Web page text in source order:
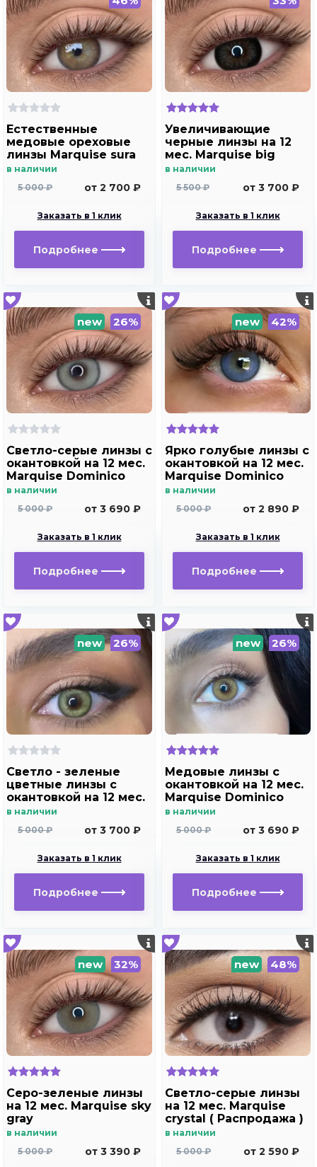
Естественные
медовые ореховые
линзы Marquise sura
chocolate
в наличии
5 000 ₽
от 2 700 ₽
Заказать в 1 клик
Подробнее
Увеличивающие
черные линзы на 12
мес. Marquise big
black - gray
в наличии
5 500 ₽
от 3 700 ₽
Заказать в 1 клик
Подробнее
new 26%
Светло-серые линзы c
окантовкой на 12 мес.
Marquise Dominico
gray
в наличии
5 000 ₽
от 3 690 ₽
Заказать в 1 клик
Подробнее
new 42%
Ярко голубые линзы c
окантовкой на 12 мес.
Marquise Dominico
blue
в наличии
5 000 ₽
от 2 890 ₽
Заказать в 1 клик
Подробнее
new 26%
Светло - зеленые
цветные линзы c
окантовкой на 12 мес.
Marquise Dominico
в наличии
5 000 ₽
от 3 700 ₽
Заказать в 1 клик
Подробнее
new 26%
Медовые линзы c
окантовкой на 12 мес.
Marquise Dominico
brown /Медовые
темных глаз с
в наличии
5 000 ₽
от 3 690 ₽
Заказать в 1 клик
Подробнее
new 32%
Серо-зеленые линзы
на 12 мес. Marquise sky
gray
в наличии
5 000 ₽
от 3 390 ₽
new 48%
Светло-серые линзы
на 12 мес. Marquise
crystal ( Распродажа )
в наличии
5 000 ₽
от 2 590 ₽